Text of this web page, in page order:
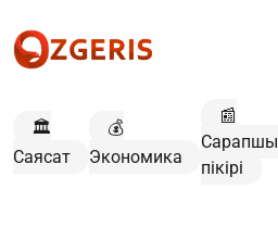
🏛️
Саясат
💰
Экономика
📰
пікірі